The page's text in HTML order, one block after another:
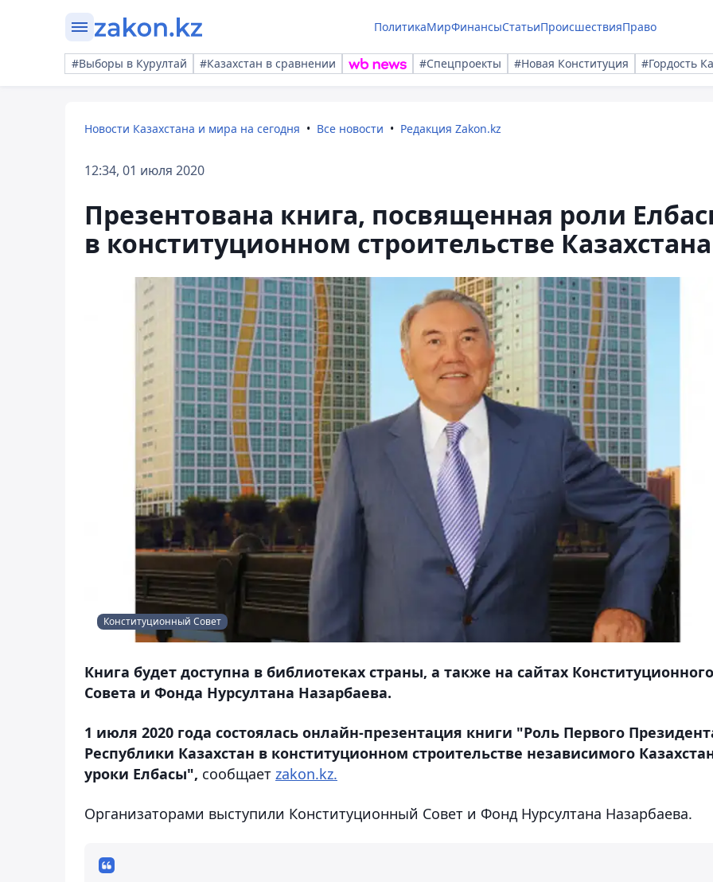
ПолитикаМирФинансыСтатьиПроисшествияПраво
#Выборы в Курултай #Казахстан в сравнении #Спецпроекты #Новая Конституция #Гордость
Новости Казахстана и мира на сегодня Все новости Редакция Zakon.kz
12:34, 01 июля 2020
Презентована книга, посвященная роли
в конституционном строительстве Казахстана
Конституционный Совет
Книга будет доступна в библиотеках страны, а также на сайтах Конституционного
Совета и Фонда Нурсултана Назарбаева.
1 июля 2020 года состоялась онлайн-презентация книги "Роль Первого
Республики Казахстан в конституционном строительстве независимого
уроки Елбасы", сообщает zakon.kz.
Организаторами выступили Конституционный Совет и Фонд Нурсултана Назарбаева.